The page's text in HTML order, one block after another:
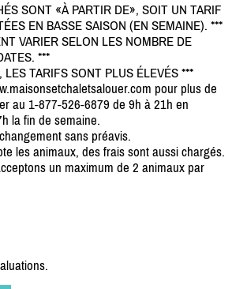
SONT «À PARTIR DE», SOIT UN TARIF
EN BASSE SAISON (EN SEMAINE). ***
VARIER SELON LES NOMBRE DE
***
LES TARIFS SONT PLUS ÉLEVÉS ***
pour plus de
au 1-877-526-6879 de 9h à 21h en
la fin de semaine.
sans préavis.
les animaux, des frais sont aussi chargés.
un maximum de 2 animaux par